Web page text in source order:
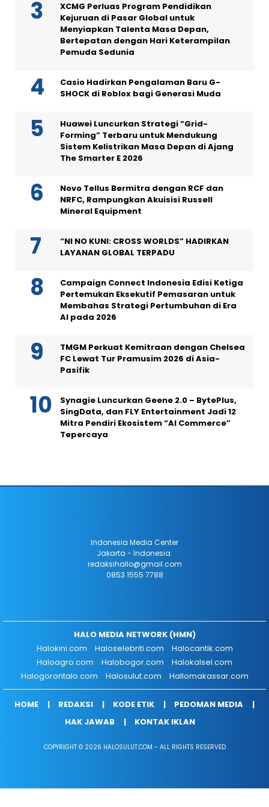
XCMG Perluas Program Pendidikan
Kejuruan di Pasar Global untuk
Menyiapkan Talenta Masa Depan,
Bertepatan dengan Hari Keterampilan
Pemuda Sedunia
Casio Hadirkan Pengalaman Baru G-
SHOCK di Roblox bagi Generasi Muda
Huawei Luncurkan Strategi “Grid-
Forming” Terbaru untuk Mendukung
Sistem Kelistrikan Masa Depan di Ajang
The Smarter E 2026
Novo Tellus Bermitra dengan RCF dan
NRFC, Rampungkan Akuisisi Russell
Mineral Equipment
“NI NO KUNI: CROSS WORLDS” HADIRKAN
LAYANAN GLOBAL TERPADU
Campaign Connect Indonesia Edisi Ketiga
Pertemukan Eksekutif Pemasaran untuk
Membahas Strategi Pertumbuhan di Era
AI pada 2026
TMGM Perkuat Kemitraan dengan Chelsea
FC Lewat Tur Pramusim 2026 di Asia-
Pasifik
Synagie Luncurkan Geene 2.0 – BytePlus,
SingData, dan FLY Entertainment Jadi 12
Mitra Pendiri Ekosistem “AI Commerce”
Tepercaya
Indonesia Media Center
Jakarta - Indonesia.
redaksihallo@gmail.com
0853 1555 7788
HALO MEDIA NETWORK (HMN)
Halokini.com
Haloselebriti.com
Halocantik.com
Haloagro.com
Halobogor.com
Halokalsel.com
Halogorontalo.com
Halosulut.com Hallomakassar.com
HOME REDAKSI KODE ETIK
PEDOMAN MEDIA
HAK JAWAB
KONTAK IKLAN
COPYRIGHT © 2026 HALOSULUT.COM - ALL RIGHTS RESERVED